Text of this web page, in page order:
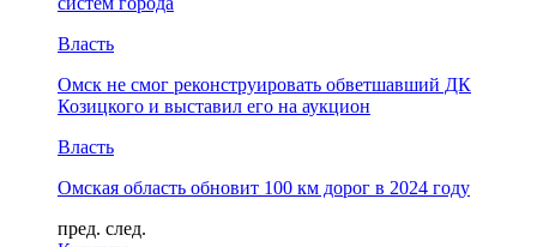
Власть
Омск не смог реконструировать обветшавший ДК
Козицкого и выставил его на аукцион
Власть
Омская область обновит 100 км дорог в 2024 году
пред. след.